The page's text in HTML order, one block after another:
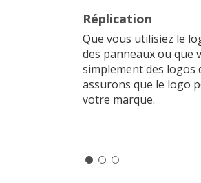
Réplication
Que vous utilisiez le
des panneaux ou que
simplement des logos
assurons que le logo
votre marque.